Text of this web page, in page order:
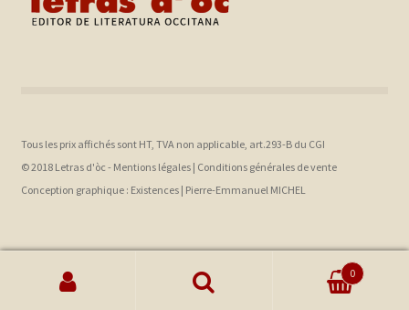
Tous les prix affichés sont HT, TVA non applicable, art.293-B du CGI
© 2018 Letras d'òc - Mentions légales| Conditions générales de vente
Conception graphique : Existences | Pierre-Emmanuel MICHEL
Recherche pour :
0